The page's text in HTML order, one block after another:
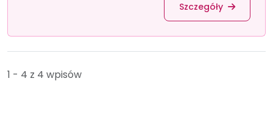
Szczegóły
1 - 4 z 4 wpisów